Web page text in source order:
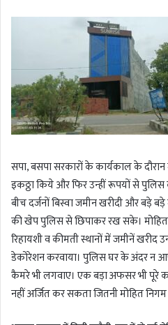
सपा, बसपा सरकारों के कार्यकाल के
इकठ्ठा किये और फिर उन्हीं रूपयों से
बीच दर्जनों बिस्वा जमीन खरीदी और बड़े
की खेप पुलिस से छिपाकर रख सके। मोहित
रिहायशी व कीमती स्थानों में जमीनें खरीद
डेकोरेशन करवाया। पुलिस घर के अंदर न
कैमरे भी लगवाए। एक बड़ा अफसर भी पूरे
नहीं अर्जित कर सकता जितनी मोहित